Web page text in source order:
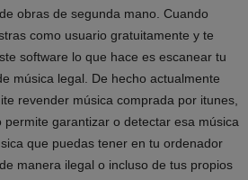
obras de segunda mano. Cuando
como usuario gratuitamente y te
software lo que hace es escanear tu
música legal. De hecho actualmente
revender música comprada por itunes,
garantizar o detectar esa música
que puedas tener en tu ordenador
manera ilegal o incluso de tus propios